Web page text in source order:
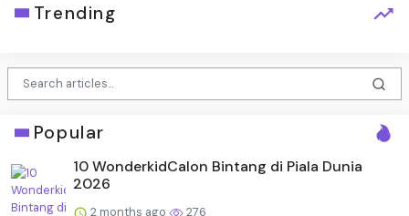
Trending
Popular
10 WonderkidCalon Bintang di Piala Dunia
2026
2 months ago 276